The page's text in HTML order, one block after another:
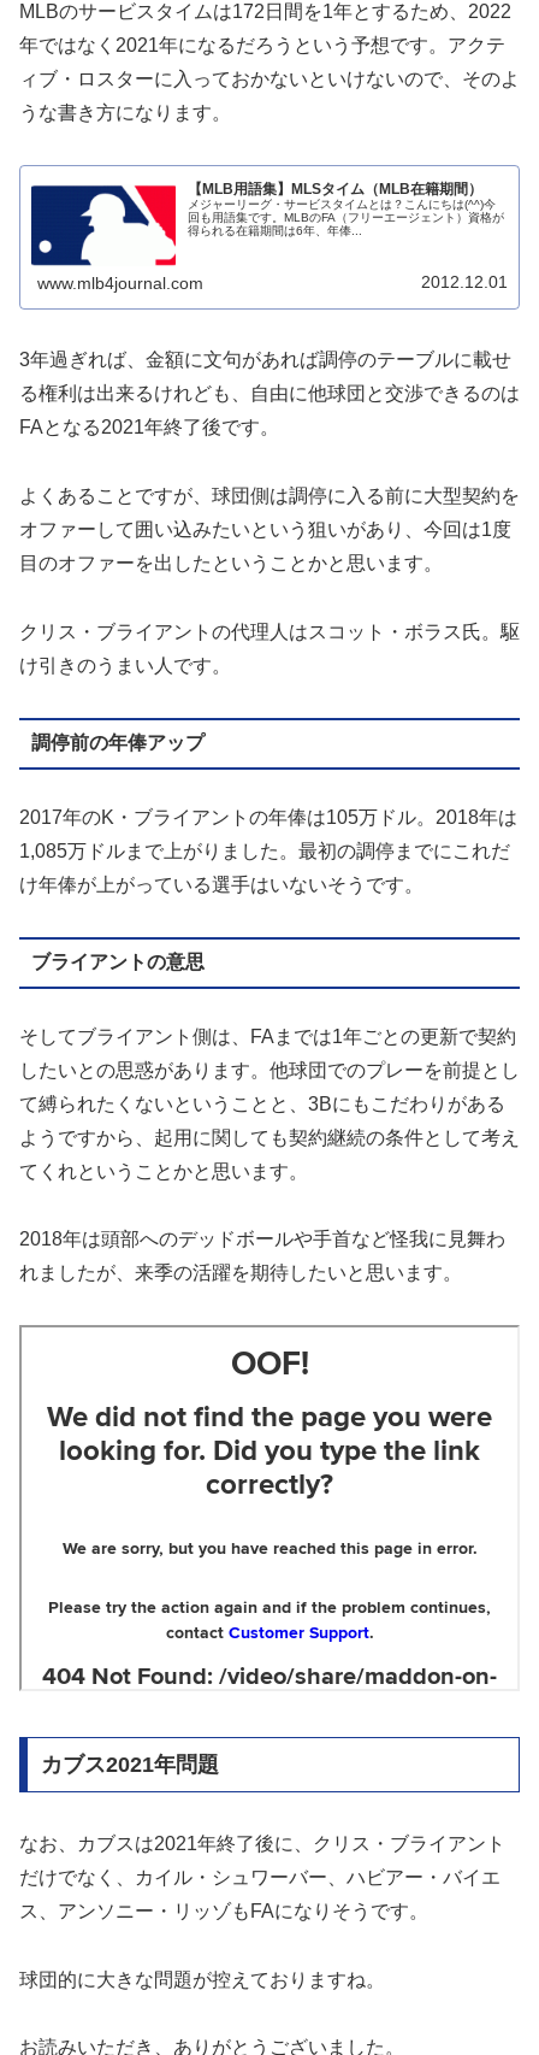
MLBのサービスタイムは172日間を1年とするため、2022
年ではなく2021年になるだろうという予想です。アクテ
ィブ・ロスターに入っておかないといけないので、そのよ
うな書き方になります。
【MLB用語集】MLSタイム（MLB在籍期間）
メジャーリーグ・サービスタイムとは？こんにちは(^^)今
回も用語集です。MLBのFA（フリーエージェント）資格が
得られる在籍期間は6年、年俸...
www.mlb4journal.com 2012.12.01
3年過ぎれば、金額に文句があれば調停のテーブルに載せ
る権利は出来るけれども、自由に他球団と交渉できるのは
FAとなる2021年終了後です。
よくあることですが、球団側は調停に入る前に大型契約を
オファーして囲い込みたいという狙いがあり、今回は1度
目のオファーを出したということかと思います。
クリス・ブライアントの代理人はスコット・ボラス氏。駆
け引きのうまい人です。
調停前の年俸アップ
2017年のK・ブライアントの年俸は105万ドル。2018年は
1,085万ドルまで上がりました。最初の調停までにこれだ
け年俸が上がっている選手はいないそうです。
ブライアントの意思
そしてブライアント側は、FAまでは1年ごとの更新で契約
したいとの思惑があります。他球団でのプレーを前提とし
て縛られたくないということと、3Bにもこだわりがある
ようですから、起用に関しても契約継続の条件として考え
てくれということかと思います。
2018年は頭部へのデッドボールや手首など怪我に見舞わ
れましたが、来季の活躍を期待したいと思います。
カブス2021年問題
なお、カブスは2021年終了後に、クリス・ブライアント
だけでなく、カイル・シュワーバー、ハビアー・バイエ
ス、アンソニー・リッゾもFAになりそうです。
球団的に大きな問題が控えておりますね。
お読みいただき、ありがとうございました。